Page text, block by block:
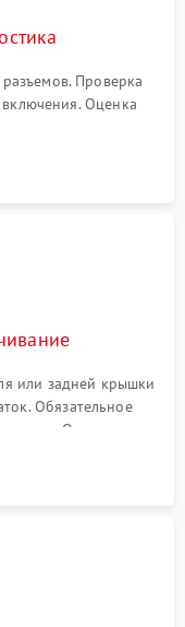
Проверка
Оценка
для сужения круга
вскрытием.
или задней крышки
Обязательное
Очистка
пыли.